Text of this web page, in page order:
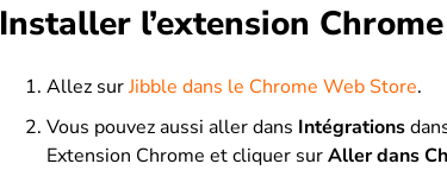
Installer l’extension Chrome
Allez surJibble dans le Chrome Web Store.
Vous pouvez aussi aller dans Intégrations
Extension Chrome et cliquer surAller dans